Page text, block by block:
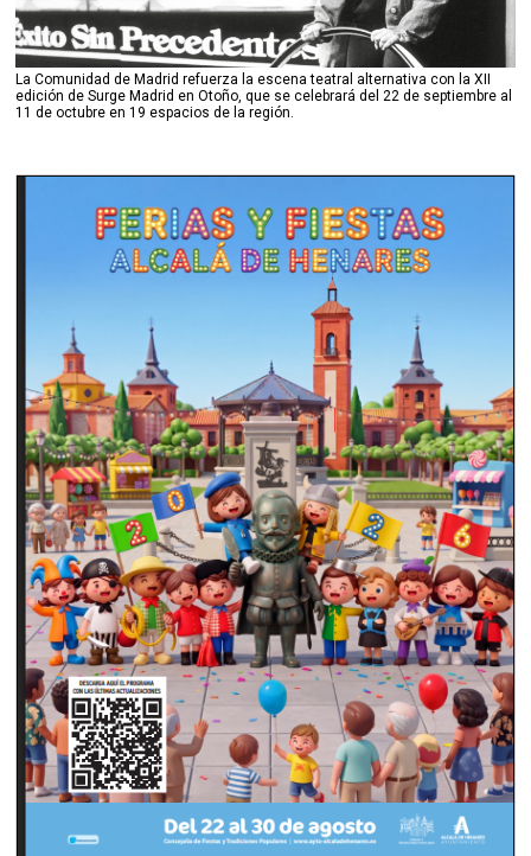
La Comunidad de Madrid refuerza la escena teatral alternativa con la XII
edición de Surge Madrid en Otoño, que se celebrará del 22 de septiembre al
11 de octubre en 19 espacios de la región.